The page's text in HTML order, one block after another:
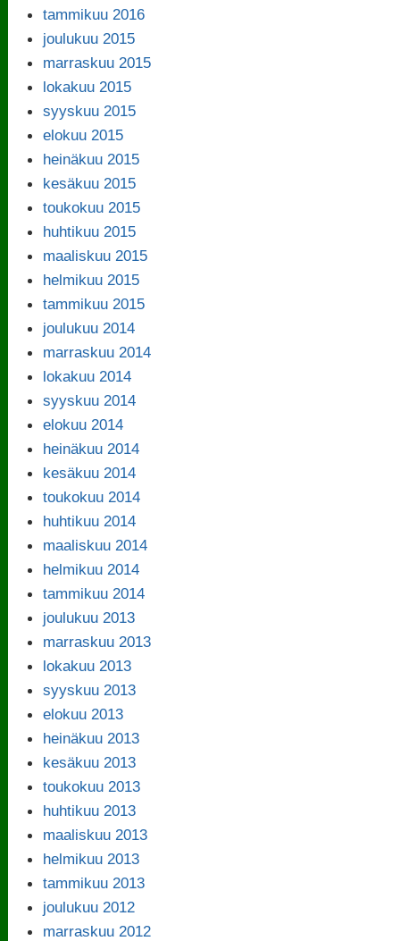
tammikuu 2016
joulukuu 2015
marraskuu 2015
lokakuu 2015
syyskuu 2015
elokuu 2015
heinäkuu 2015
kesäkuu 2015
toukokuu 2015
huhtikuu 2015
maaliskuu 2015
helmikuu 2015
tammikuu 2015
joulukuu 2014
marraskuu 2014
lokakuu 2014
syyskuu 2014
elokuu 2014
heinäkuu 2014
kesäkuu 2014
toukokuu 2014
huhtikuu 2014
maaliskuu 2014
helmikuu 2014
tammikuu 2014
joulukuu 2013
marraskuu 2013
lokakuu 2013
syyskuu 2013
elokuu 2013
heinäkuu 2013
kesäkuu 2013
toukokuu 2013
huhtikuu 2013
maaliskuu 2013
helmikuu 2013
tammikuu 2013
joulukuu 2012
marraskuu 2012